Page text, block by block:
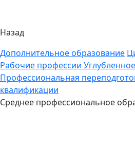
Назад
Дополнительное образование
Рабочие профессии
Профессиональная
квалификации
Среднее профессиональное